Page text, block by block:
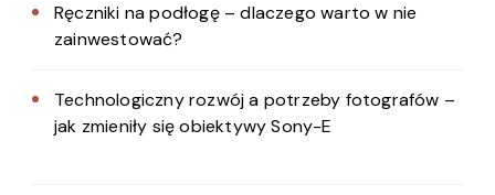
Ręczniki na podłogę – dlaczego warto w nie
zainwestować?
Technologiczny rozwój a potrzeby fotografów –
jak zmieniły się obiektywy Sony-E